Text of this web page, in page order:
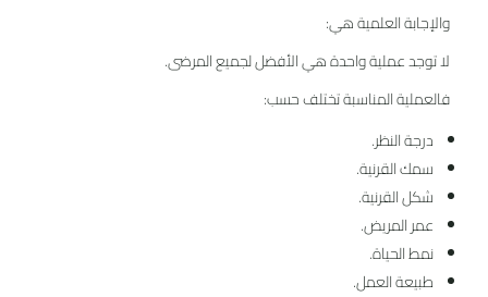
والإجابة العلمية هي:
لا توجد عملية واحدة هي الأفضل لجميع المرضى.
فالعملية المناسبة تختلف حسب:
درجة النظر.
سمك القرنية.
شكل القرنية.
عمر المريض.
نمط الحياة.
طبيعة العمل.